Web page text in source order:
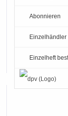
Abonnieren
Einzelheft